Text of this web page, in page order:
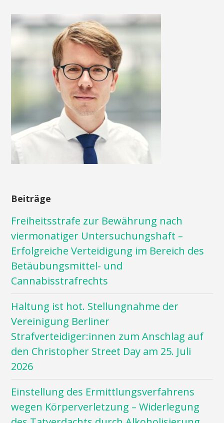
Beiträge
Freiheitsstrafe zur Bewährung nach
viermonatiger Untersuchungshaft –
Erfolgreiche Verteidigung im Bereich des
Betäubungsmittel- und
Cannabisstrafrechts
Haltung ist hot. Stellungnahme der
Vereinigung Berliner
Strafverteidiger:innen zum Anschlag auf
den Christopher Street Day am 25. Juli
2026
Einstellung des Ermittlungsverfahrens
wegen Körperverletzung – Widerlegung